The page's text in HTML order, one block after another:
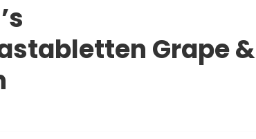
Grape &